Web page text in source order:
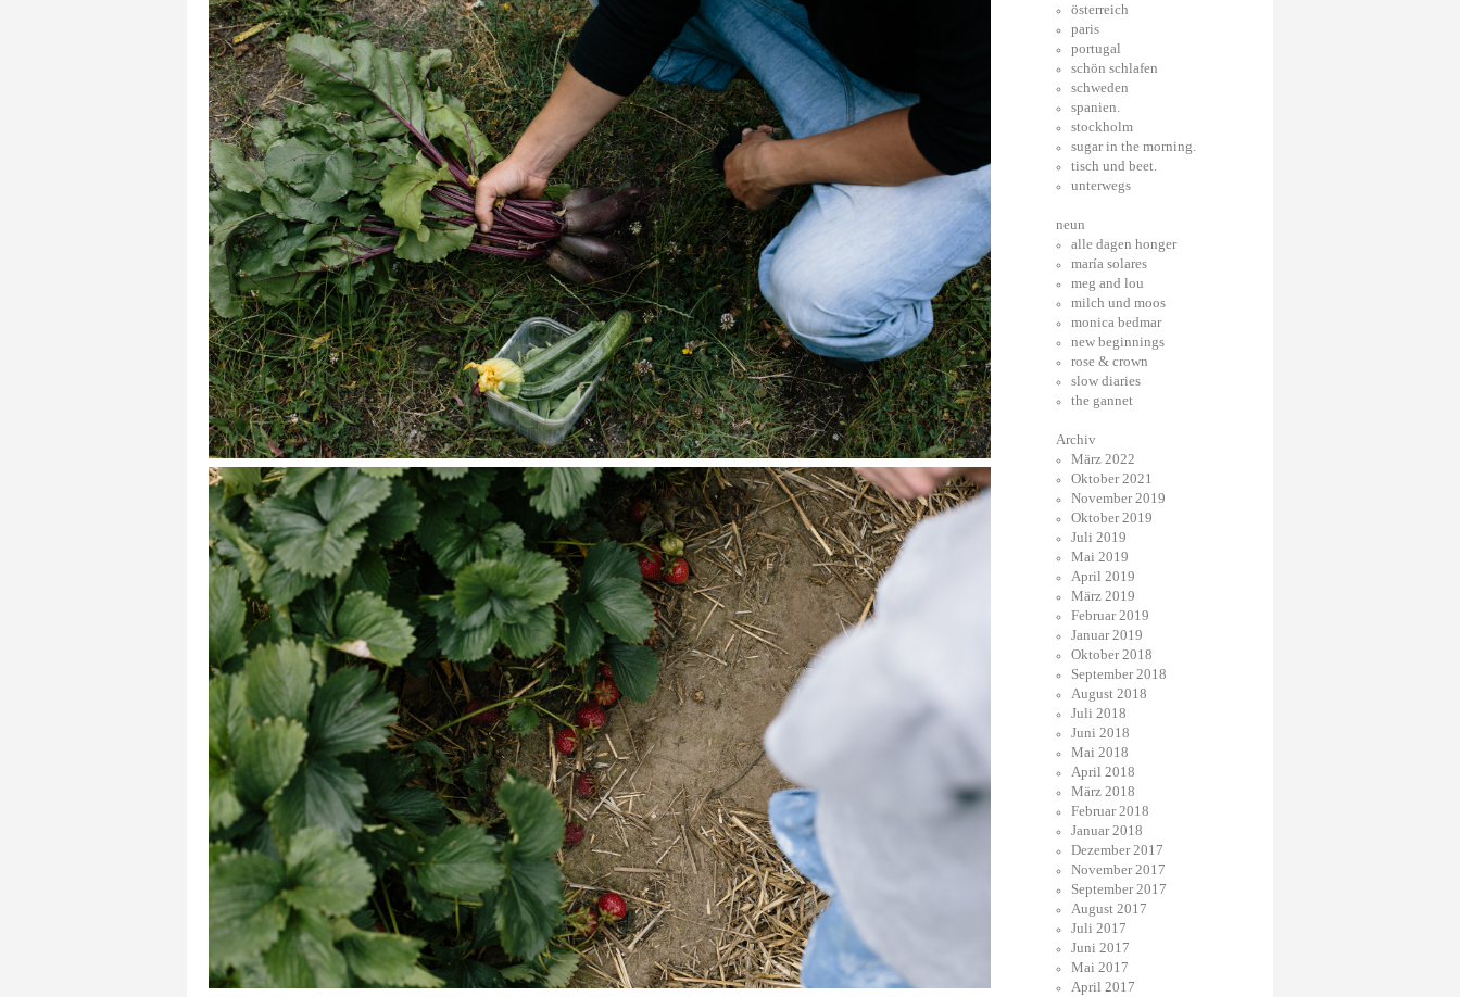
österreich
paris
portugal
schön schlafen
schweden
spanien.
stockholm
sugar in the morning.
tisch und beet.
unterwegs
neun
alle dagen honger
maría solares
meg and lou
milch und moos
monica bedmar
new beginnings
rose & crown
slow diaries
the gannet
Archiv
März 2022
Oktober 2021
November 2019
Oktober 2019
Juli 2019
Mai 2019
April 2019
März 2019
Februar 2019
Januar 2019
Oktober 2018
September 2018
August 2018
Juli 2018
Juni 2018
Mai 2018
April 2018
März 2018
Februar 2018
Januar 2018
Dezember 2017
November 2017
September 2017
August 2017
Juli 2017
Juni 2017
Mai 2017
April 2017